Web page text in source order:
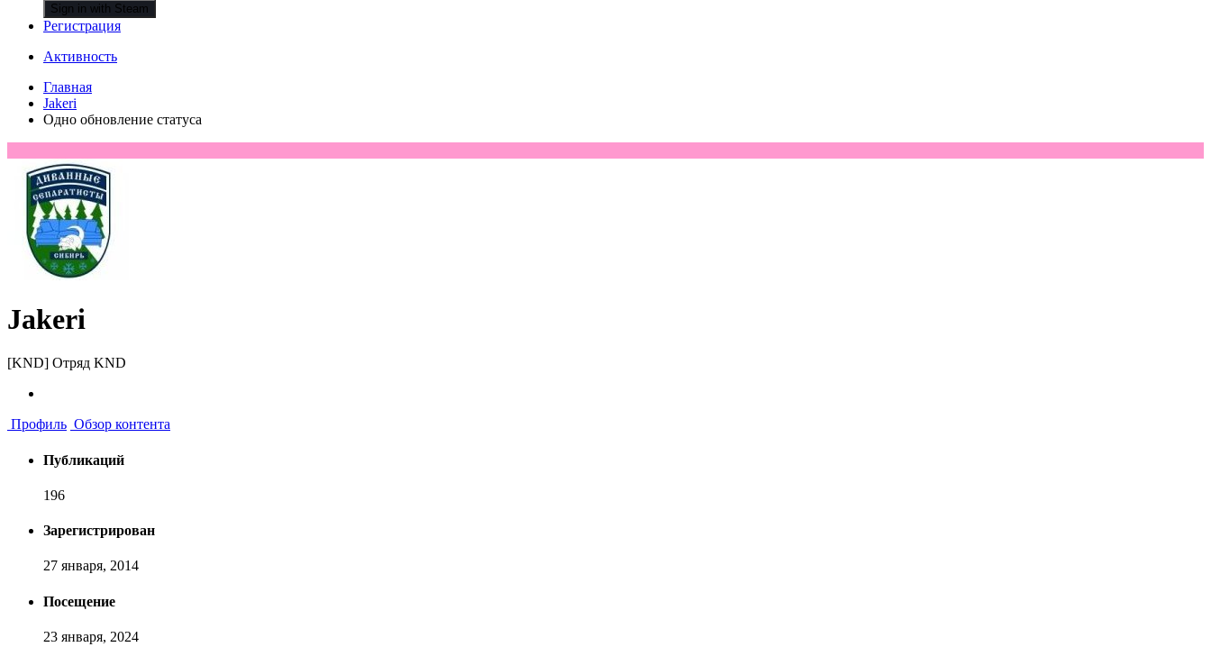
Sign in with Steam
Регистрация
Активность
Главная
Jakeri
Одно обновление статуса
Jakeri
[KND] Отряд KND
Профиль Обзор контента
Публикаций
196
Зарегистрирован
27 января, 2014
Посещение
23 января, 2024